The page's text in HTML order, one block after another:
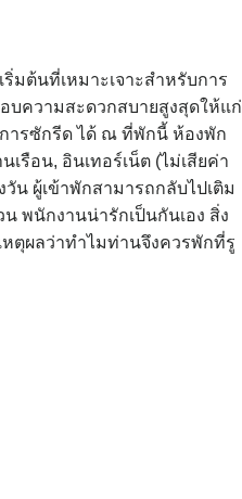
มต้นที่เหมาะเจาะสำหรับการ
บความสะดวกสบายสูงสุดให้แก่
การซักรีด ได้ ณ ที่พักนี้ ห้องพัก
รือน, อินเทอร์เน็ต (ไม่เสียค่า
น ผู้เข้าพักสามารถกลับไปเติม
พนักงานน่ารักเป็นกันเอง สิ่ง
ตุผลว่าทำไมท่านจึงควรพักที่รู